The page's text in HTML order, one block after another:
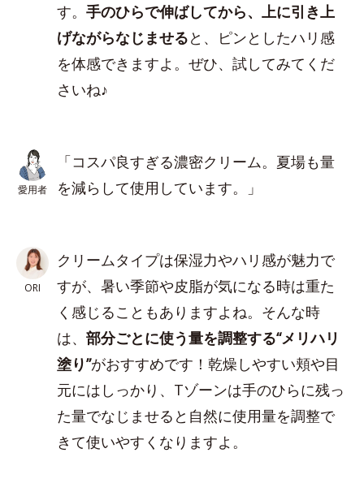
す。 手のひらで伸ばしてから、上に引き上
げながらなじませると、ピンとしたハリ感
を体感できますよ。ぜひ、試してみてくだ
さいね♪
愛用者
「コスパ良すぎる濃密クリーム。夏場も量
を減らして使用しています。」
ORI
クリームタイプは保湿力やハリ感が魅力で
すが、暑い季節や皮脂が気になる時は重た
く感じることもありますよね。そんな時
は、 部分ごとに使う量を調整する“メリハリ
塗り”がおすすめです！乾燥しやすい頬や目
元にはしっかり、Tゾーンは手のひらに残っ
た量でなじませると自然に使用量を調整で
きて使いやすくなりますよ。